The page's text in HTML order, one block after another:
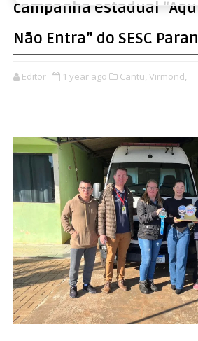
campanha estadual
Não Entra” do SESC
Editor 1 year ago Cantu, Virmond,